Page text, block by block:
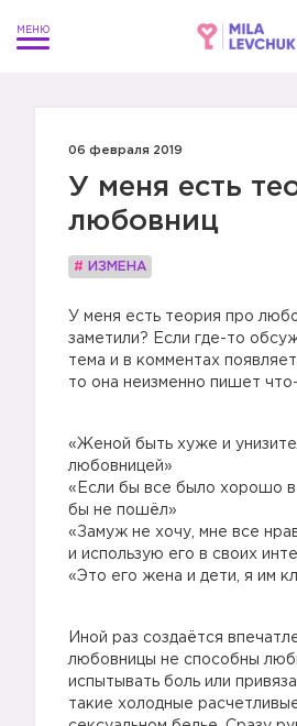
06 февраля 2019
У меня есть
любовниц
# ИЗМЕНА
У меня есть теория про
заметили? Если где-то
тема и в комментах
то она неизменно пишет
«Женой быть хуже и
любовницей»
«Если бы все было хорошо в
бы не пошёл»
«Замуж не хочу, мне все
и использую его в своих
«Это его жена и дети, я им
Иной раз создаётся
любовницы не способны
испытывать боль или
такие холодные